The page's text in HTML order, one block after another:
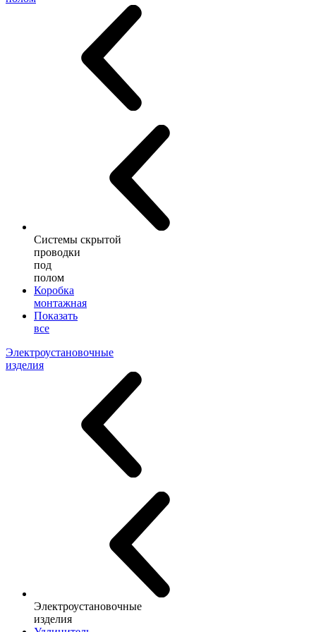
Системы скрытой
проводки
под
полом
Коробка
монтажная
Показать
все
Электроустановочные
изделия
Электроустановочные
изделия